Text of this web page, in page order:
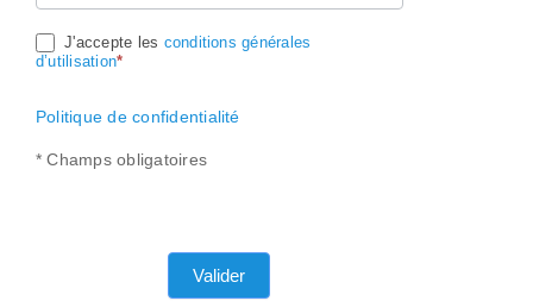
J'accepte les conditions générales
d’utilisation*
Politique de confidentialité
* Champs obligatoires
Valider